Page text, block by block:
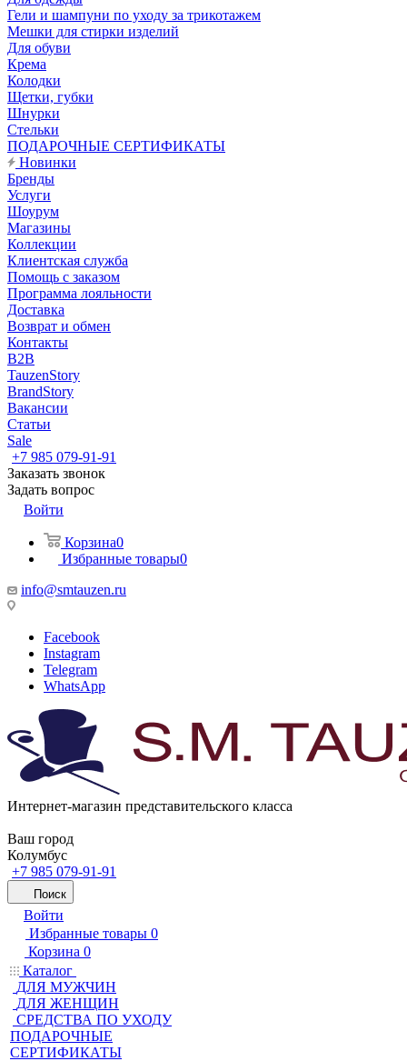
Гели и шампуни по уходу за трикотажем
Мешки для стирки изделий
Для обуви
Крема
Колодки
Щетки, губки
Шнурки
Стельки
ПОДАРОЧНЫЕ СЕРТИФИКАТЫ
Новинки
Бренды
Услуги
Шоурум
Магазины
Коллекции
Клиентская служба
Помощь с заказом
Программа лояльности
Доставка
Возврат и обмен
Контакты
B2B
TauzenStory
BrandStory
Вакансии
Статьи
Sale
+7 985 079-91-91
Заказать звонок
Задать вопрос
Войти
Корзина0
Избранные товары0
info@smtauzen.ru
Facebook
Instagram
Telegram
WhatsApp
Интернет-магазин представительского класса
Ваш город
Колумбус
+7 985 079-91-91
Поиск
Войти
Избранные товары 0
Корзина 0
Каталог
ДЛЯ МУЖЧИН
ДЛЯ ЖЕНЩИН
CРЕДСТВА ПО УХОДУ
ПОДАРОЧНЫЕ
СЕРТИФИКАТЫ